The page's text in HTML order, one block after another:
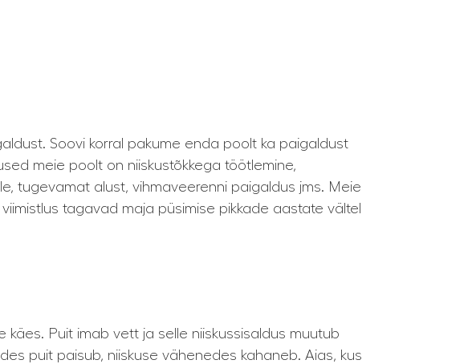
Soovi korral pakume enda poolt ka paigaldust
meie poolt on niiskustõkkega töötlemine,
tugevamat alust, vihmaveerenni paigaldus jms. Meie
tagavad maja püsimise pikkade aastate vältel
Puit imab vett ja selle niiskussisaldus muutub
puit paisub, niiskuse vähenedes kahaneb. Aias, kus